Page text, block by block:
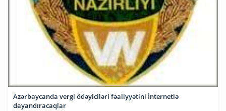
Azərbaycanda vergi ödəyiciləri fəaliyyətini İnternetlə
dayandıracaqlar